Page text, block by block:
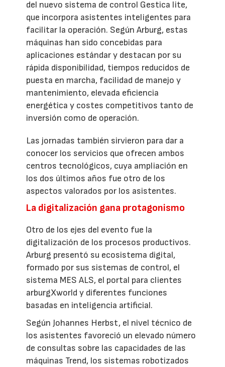
del nuevo sistema de control Gestica lite,
que incorpora asistentes inteligentes para
facilitar la operación. Según Arburg, estas
máquinas han sido concebidas para
aplicaciones estándar y destacan por su
rápida disponibilidad, tiempos reducidos de
puesta en marcha, facilidad de manejo y
mantenimiento, elevada eficiencia
energética y costes competitivos tanto de
inversión como de operación.
Las jornadas también sirvieron para dar a
conocer los servicios que ofrecen ambos
centros tecnológicos, cuya ampliación en
los dos últimos años fue otro de los
aspectos valorados por los asistentes.
La digitalización gana protagonismo
Otro de los ejes del evento fue la
digitalización de los procesos productivos.
Arburg presentó su ecosistema digital,
formado por sus sistemas de control, el
sistema MES ALS, el portal para clientes
arburgXworld y diferentes funciones
basadas en inteligencia artificial.
Según Johannes Herbst, el nivel técnico de
los asistentes favoreció un elevado número
de consultas sobre las capacidades de las
máquinas Trend, los sistemas robotizados